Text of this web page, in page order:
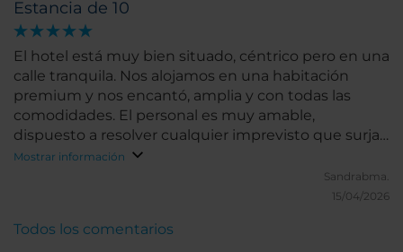
Estancia de 10
El hotel está muy bien situado, céntrico pero en una
calle tranquila. Nos alojamos en una habitación
premium y nos encantó, amplia y con todas las
comodidades. El personal es muy amable,
dispuesto a resolver cualquier imprevisto que surja.
Comimos el brunch y nos dejaron tener a nuestro
Mostrar información
Sandrabma.
15/04/2026
Todos los comentarios